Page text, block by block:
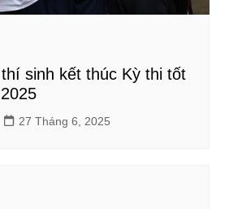
sinh kết thúc Kỳ thi tốt
27 Tháng 6, 2025